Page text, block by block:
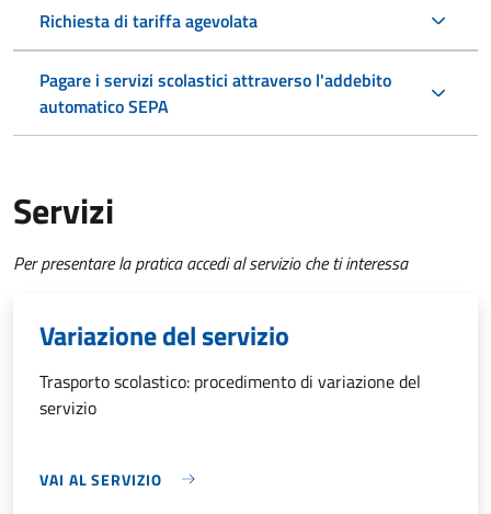
Richiesta di tariffa agevolata
Pagare i servizi scolastici attraverso l'addebito
automatico SEPA
Servizi
Per presentare la pratica accedi al servizio che ti interessa
Variazione del servizio
Trasporto scolastico: procedimento di variazione del
servizio
VAI AL SERVIZIO